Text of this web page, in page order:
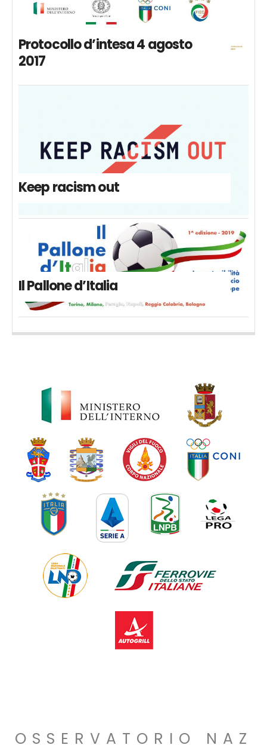
Protocollo d’intesa 4 agosto
2017
Keep racism out
Il Pallone d’Italia
OSSERVATORIO NAZ